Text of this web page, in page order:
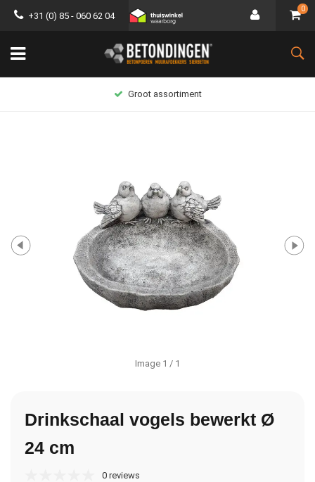
+31 (0) 85 - 060 62 04
0
Groot assortiment
Image 1 / 1
Drinkschaal vogels bewerkt Ø
24 cm
0 reviews